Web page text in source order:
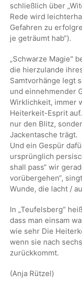
schließlich über
Rede wird
Gefahren zu
je geträumt hab“).
„Schwarze Magie"
die hierzulande
Samtvorhänge legt
und einnehmender
Wirklichkeit, immer
Heiterkeit-Esprit
nur den Blitz,
Jackentasche trägt.
Und ein Gespür
ursprünglich
shall pass“ wir
vorübergehen“,
Wunde, die lacht /
In „Teufelsberg“
dass man einsam
wie sehr Die
wenn sie nach
zurückkommt.
(Anja Rützel)